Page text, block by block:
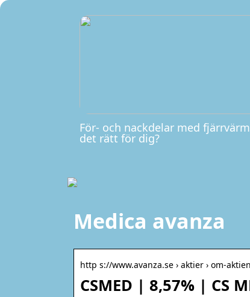
För- och nackdelar med
det rätt för dig?
Medica avanza
http s://www.avanza.se › aktier › om-
CSMED | 8,57% | CS